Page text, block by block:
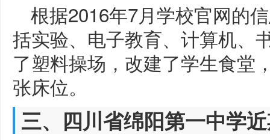
根据2016年7月学校官网的
括实验、电子教育、计算机、
了塑料操场，改建了学生食堂
张床位。
三、四川省绵阳第一中学